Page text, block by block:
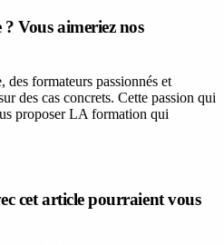
Vous aimeriez nos
formateurs passionnés et
des cas concrets. Cette passion qui
proposer LA formation qui
cet article pourraient vous